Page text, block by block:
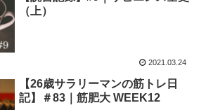
（上）
2021.03.24
【26歳サラリーマンの筋トレ日
記】＃83｜筋肥大 WEEK12